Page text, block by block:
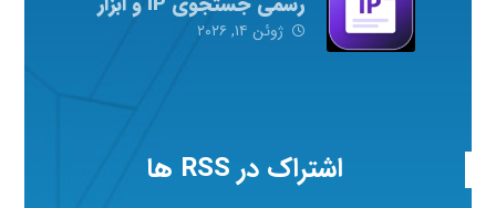
شبکه
ژوئن ۱۴, ۲۰۲۶
اشتراک در RSS ها